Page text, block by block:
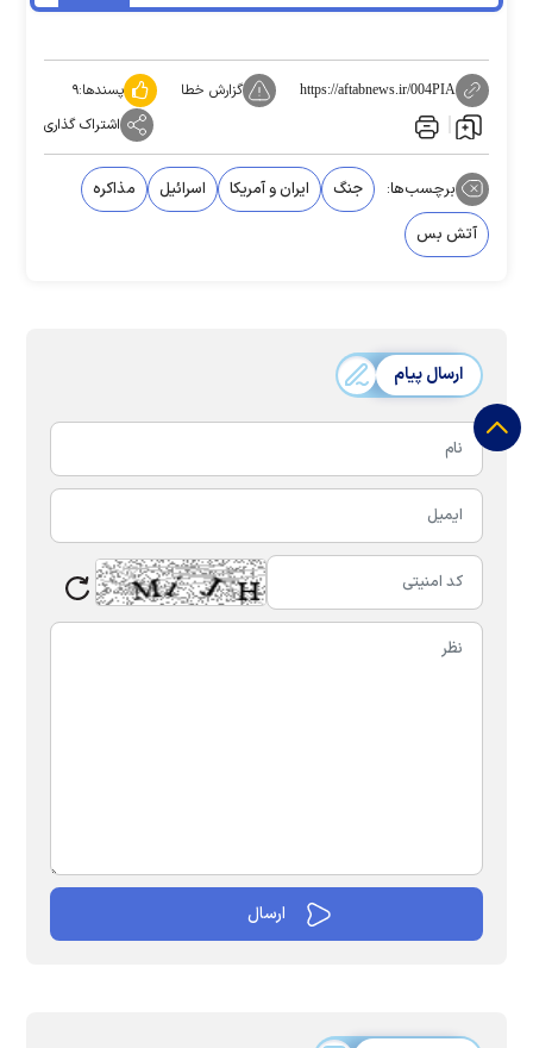
https://aftabnews.ir/004PIA گزارش خطا پسندها:۹
اشتراک گذاری
برچسب‌ها: جنگ ایران و آمریکا اسرائیل
مذاکره
آتش بس
ارسال پیام